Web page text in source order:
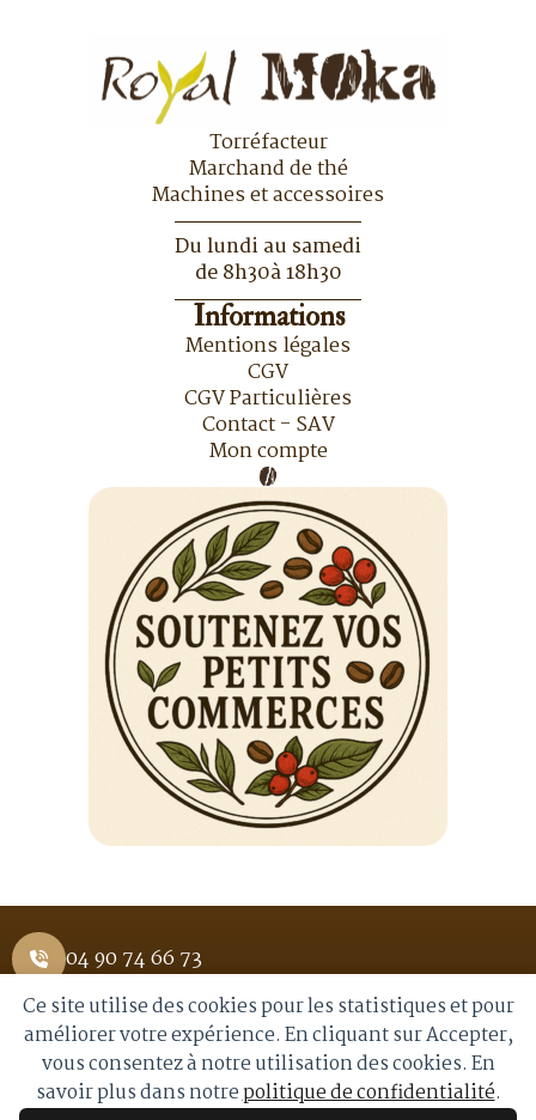
Torréfacteur
Marchand de thé
Machines et accessoires
Du lundi au samedi
de 8h30à 18h30
Informations
Mentions légales
CGV
CGV Particulières
Contact - SAV
Mon compte
04 90 74 66 73
1 Place Saint Pierre 84400 APT
info@royalmoka.fr
Ce site utilise des cookies pour les statistiques et pour
améliorer votre expérience. En cliquant sur Accepter,
vous consentez à notre utilisation des cookies. En
savoir plus dans notrepolitique de confidentialité.